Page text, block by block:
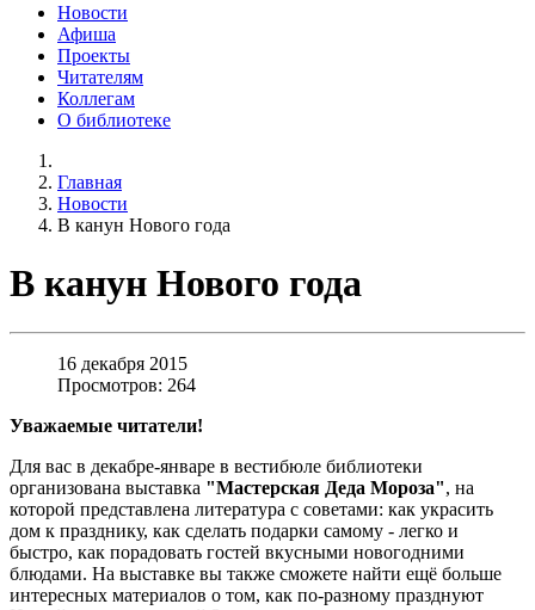
Новости
Афиша
Проекты
Читателям
Коллегам
О библиотеке
Главная
Новости
В канун Нового года
В канун Нового года
16 декабря 2015
Просмотров: 264
Уважаемые читатели!
Для вас в декабре-январе в вестибюле библиотеки
организована выставка "Мастерская Деда Мороза", на
которой представлена литература с советами: как украсить
дом к празднику, как сделать подарки самому - легко и
быстро, как порадовать гостей вкусными новогодними
блюдами. На выставке вы также сможете найти ещё больше
интересных материалов о том, как по-разному празднуют